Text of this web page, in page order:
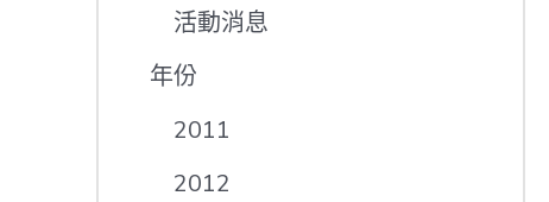
活動消息
年份
2011
2012